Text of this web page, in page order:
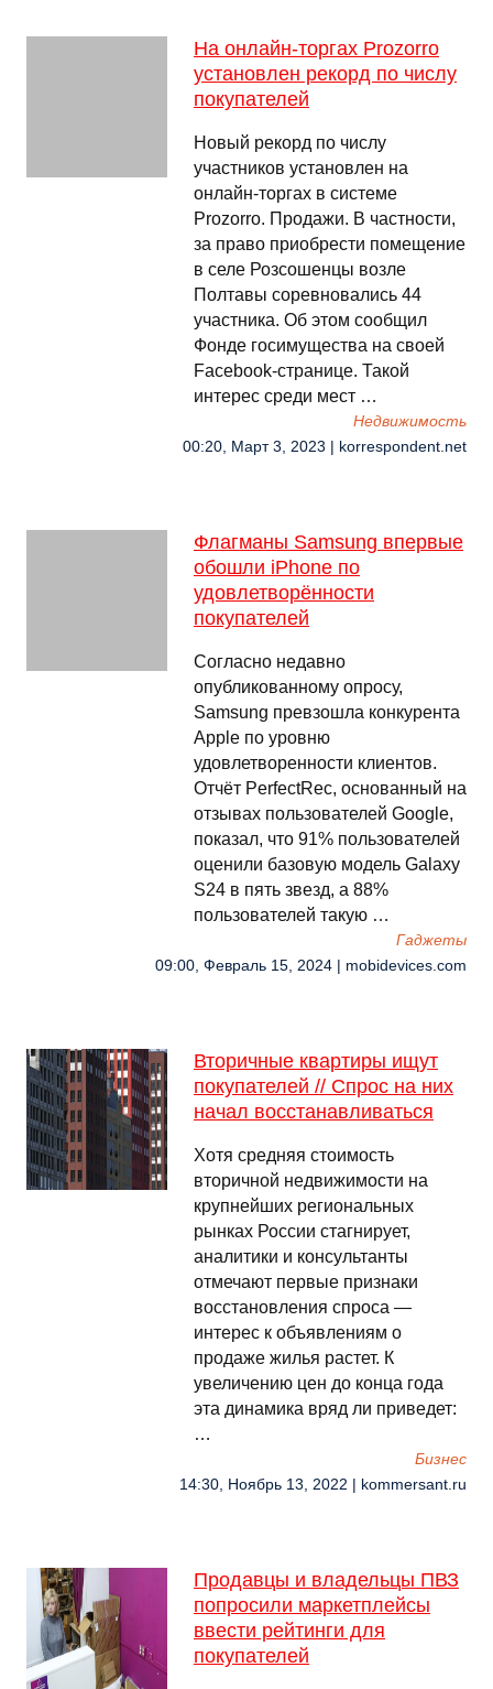
На онлайн-торгах Prozorro
установлен рекорд по числу
покупателей
Новый рекорд по числу
участников установлен на
онлайн-торгах в системе
Prozorro. Продажи. В частности,
за право приобрести помещение
в селе Розсошенцы возле
Полтавы соревновались 44
участника. Об этом сообщил
Фонде госимущества на своей
Facebook-странице. Такой
интерес среди мест …
Недвижимость
00:20, Март 3, 2023 | korrespondent.net
Флагманы Samsung впервые
обошли iPhone по
удовлетворённости
покупателей
Согласно недавно
опубликованному опросу,
Samsung превзошла конкурента
Apple по уровню
удовлетворенности клиентов.
Отчёт PerfectRec, основанный на
отзывах пользователей Google,
показал, что 91% пользователей
оценили базовую модель Galaxy
S24 в пять звезд, а 88%
пользователей такую …
Гаджеты
09:00, Февраль 15, 2024 | mobidevices.com
Вторичные квартиры ищут
покупателей // Спрос на них
начал восстанавливаться
Хотя средняя стоимость
вторичной недвижимости на
крупнейших региональных
рынках России стагнирует,
аналитики и консультанты
отмечают первые признаки
восстановления спроса —
интерес к объявлениям о
продаже жилья растет. К
увеличению цен до конца года
эта динамика вряд ли приведет:
…
Бизнес
14:30, Ноябрь 13, 2022 | kommersant.ru
Продавцы и владельцы ПВЗ
попросили маркетплейсы
ввести рейтинги для
покупателей